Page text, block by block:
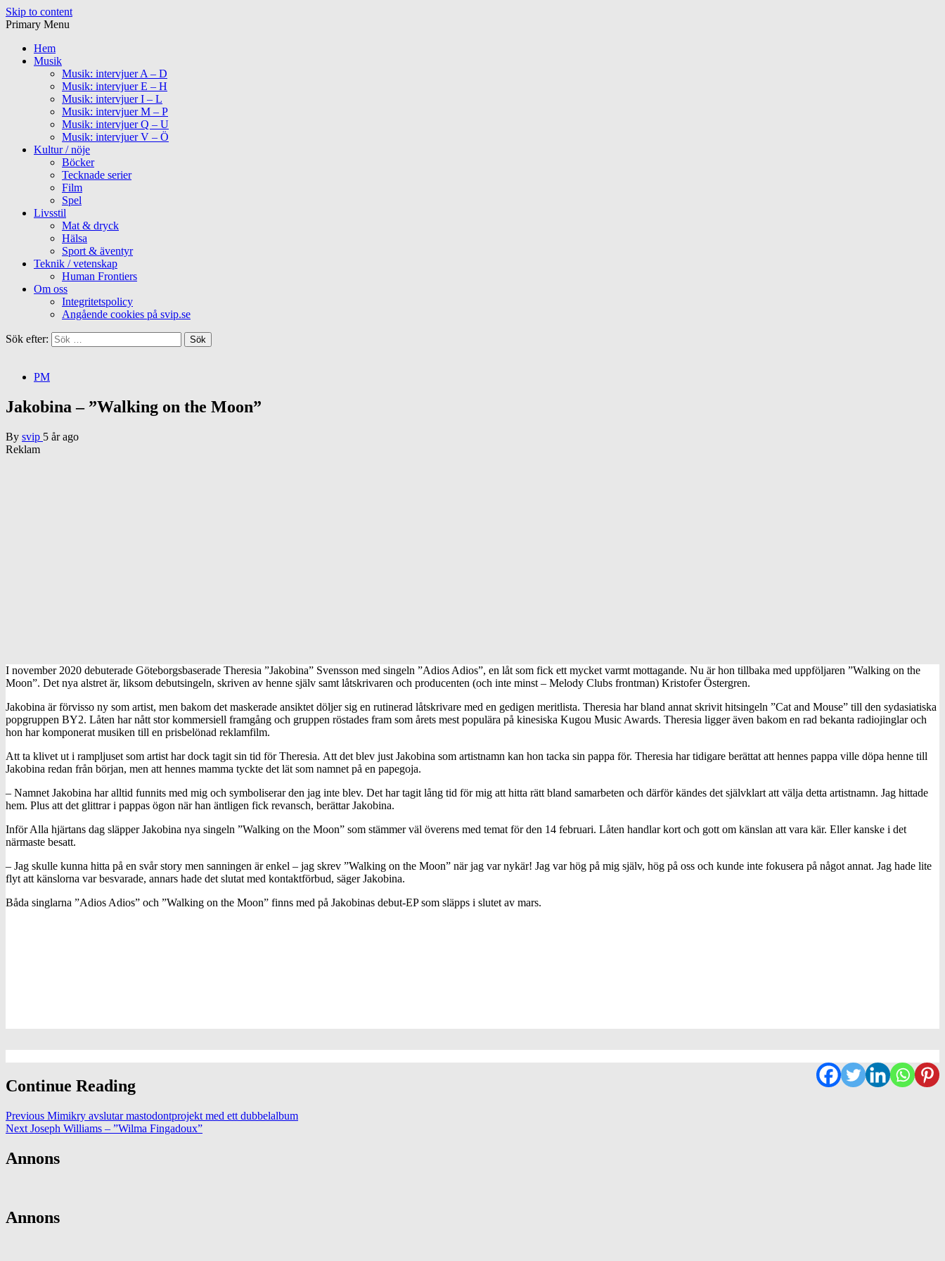
Skip to content
Primary Menu
Hem
Musik
Musik: intervjuer A – D
Musik: intervjuer E – H
Musik: intervjuer I – L
Musik: intervjuer M – P
Musik: intervjuer Q – U
Musik: intervjuer V – Ö
Kultur / nöje
Böcker
Tecknade serier
Film
Spel
Livsstil
Mat & dryck
Hälsa
Sport & äventyr
Teknik / vetenskap
Human Frontiers
Om oss
Integritetspolicy
Angående cookies på svip.se
Sök efter:
PM
Jakobina – ”Walking on the Moon”
By svip 5 år ago
Reklam
I november 2020 debuterade Göteborgsbaserade Theresia ”Jakobina” Svensson med singeln ”Adios Adios”, en låt som fick ett mycket varmt mottagande. Nu är hon tillbaka med uppföljaren ”Walking on the
Moon”. Det nya alstret är, liksom debutsingeln, skriven av henne själv samt låtskrivaren och producenten (och inte minst – Melody Clubs frontman) Kristofer Östergren.
Jakobina är förvisso ny som artist, men bakom det maskerade ansiktet döljer sig en rutinerad låtskrivare med en gedigen meritlista. Theresia har bland annat skrivit hitsingeln ”Cat and Mouse” till den sydasiatiska
popgruppen BY2. Låten har nått stor kommersiell framgång och gruppen röstades fram som årets mest populära på kinesiska Kugou Music Awards. Theresia ligger även bakom en rad bekanta radiojinglar och
hon har komponerat musiken till en prisbelönad reklamfilm.
Att ta klivet ut i rampljuset som artist har dock tagit sin tid för Theresia. Att det blev just Jakobina som artistnamn kan hon tacka sin pappa för. Theresia har tidigare berättat att hennes pappa ville döpa henne till
Jakobina redan från början, men att hennes mamma tyckte det lät som namnet på en papegoja.
– Namnet Jakobina har alltid funnits med mig och symboliserar den jag inte blev. Det har tagit lång tid för mig att hitta rätt bland samarbeten och därför kändes det självklart att välja detta artistnamn. Jag hittade
hem. Plus att det glittrar i pappas ögon när han äntligen fick revansch, berättar Jakobina.
Inför Alla hjärtans dag släpper Jakobina nya singeln ”Walking on the Moon” som stämmer väl överens med temat för den 14 februari. Låten handlar kort och gott om känslan att vara kär. Eller kanske i det
närmaste besatt.
– Jag skulle kunna hitta på en svår story men sanningen är enkel – jag skrev ”Walking on the Moon” när jag var nykär! Jag var hög på mig själv, hög på oss och kunde inte fokusera på något annat. Jag hade lite
flyt att känslorna var besvarade, annars hade det slutat med kontaktförbud, säger Jakobina.
Båda singlarna ”Adios Adios” och ”Walking on the Moon” finns med på Jakobinas debut-EP som släpps i slutet av mars.
Continue Reading
Previous Mimikry avslutar mastodontprojekt med ett dubbelalbum
Next Joseph Williams – ”Wilma Fingadoux”
Annons
Annons